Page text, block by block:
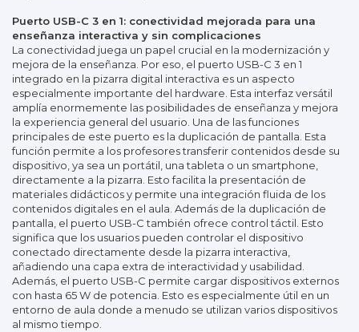
Puerto USB-C 3 en 1: conectividad mejorada para una
enseñanza interactiva y sin complicaciones
La conectividad juega un papel crucial en la modernización y
mejora de la enseñanza. Por eso, el puerto USB-C 3 en 1
integrado en la pizarra digital interactiva es un aspecto
especialmente importante del hardware. Esta interfaz versátil
amplía enormemente las posibilidades de enseñanza y mejora
la experiencia general del usuario. Una de las funciones
principales de este puerto es la duplicación de pantalla. Esta
función permite a los profesores transferir contenidos desde su
dispositivo, ya sea un portátil, una tableta o un smartphone,
directamente a la pizarra. Esto facilita la presentación de
materiales didácticos y permite una integración fluida de los
contenidos digitales en el aula. Además de la duplicación de
pantalla, el puerto USB-C también ofrece control táctil. Esto
significa que los usuarios pueden controlar el dispositivo
conectado directamente desde la pizarra interactiva,
añadiendo una capa extra de interactividad y usabilidad.
Además, el puerto USB-C permite cargar dispositivos externos
con hasta 65 W de potencia. Esto es especialmente útil en un
entorno de aula donde a menudo se utilizan varios dispositivos
al mismo tiempo.